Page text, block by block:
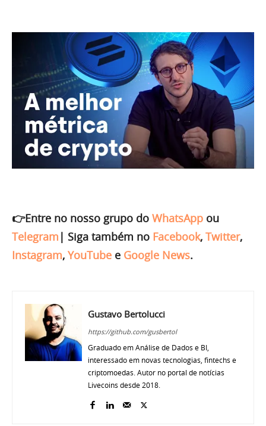
👉Entre no nosso grupo do WhatsApp ou
Telegram | Siga também no Facebook, Twitter,
Instagram, YouTube e Google News.
Gustavo Bertolucci
https://github.com/gusbertol
Graduado em Análise de Dados e BI,
interessado em novas tecnologias, fintechs e
criptomoedas. Autor no portal de notícias
Livecoins desde 2018.